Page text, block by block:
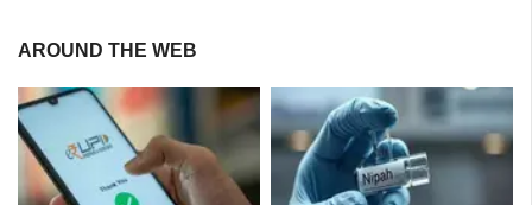
AROUND THE WEB